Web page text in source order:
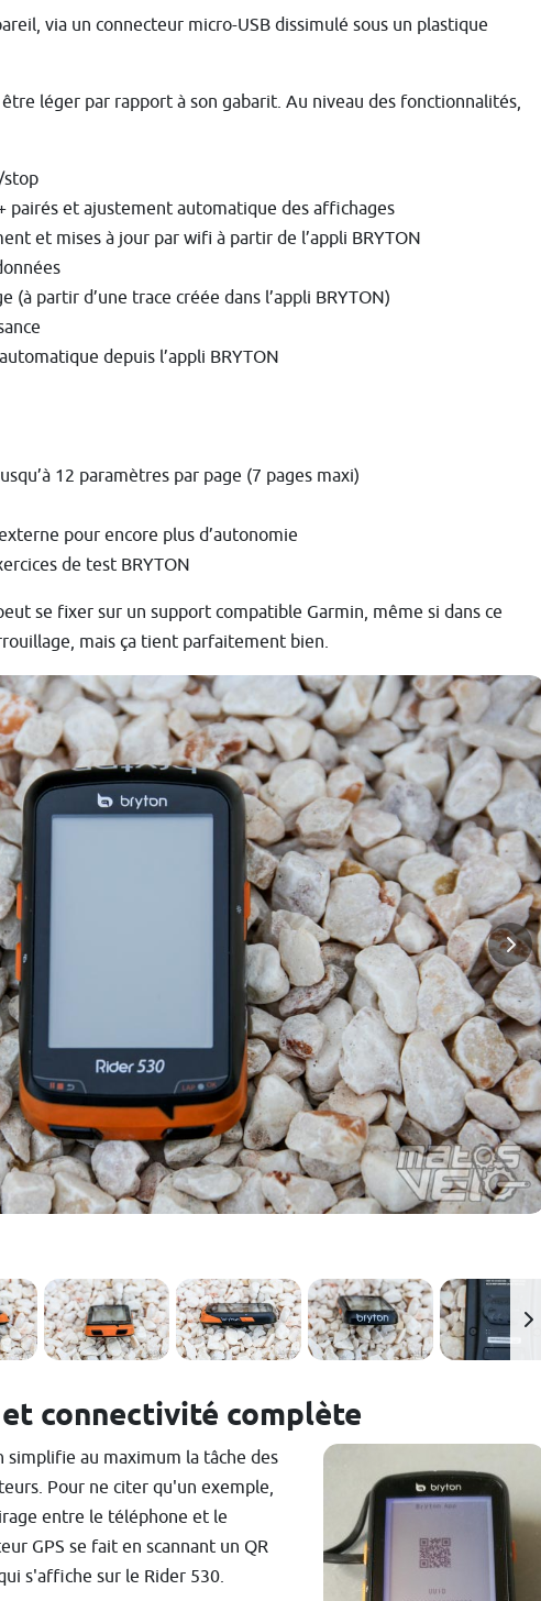
via un connecteur micro-USB dissimulé sous un plastique
léger par rapport à son gabarit. Au niveau des fonctionnalités,
stop
pairés et ajustement automatique des affichages
et mises à jour par wifi à partir de l’appli BRYTON
(à partir d’une trace créée dans l’appli BRYTON)
depuis l’appli BRYTON
12 paramètres par page (7 pages maxi)
pour encore plus d’autonomie
de test BRYTON
se fixer sur un support compatible Garmin, même si dans ce
mais ça tient parfaitement bien.
connectivité complète
simplifie au maximum la tâche des
Pour ne citer qu'un exemple,
entre le téléphone et le
GPS se fait en scannant un QR
s'affiche sur le Rider 530.